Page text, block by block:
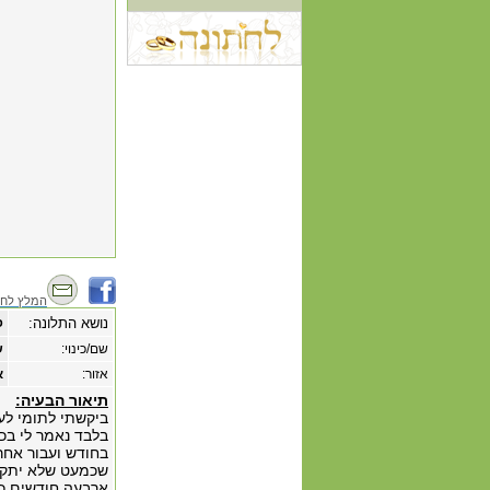
המלץ
נושא התלונה:
שם/כינוי:
אזור:
תיאור הבעיה:
ביקשתי לתומי
שכמעט שלא